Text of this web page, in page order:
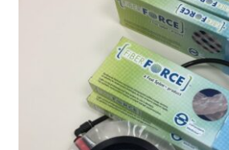
Zwroty i Reklamacje
Regulamin sklepu
Polityka prywatności